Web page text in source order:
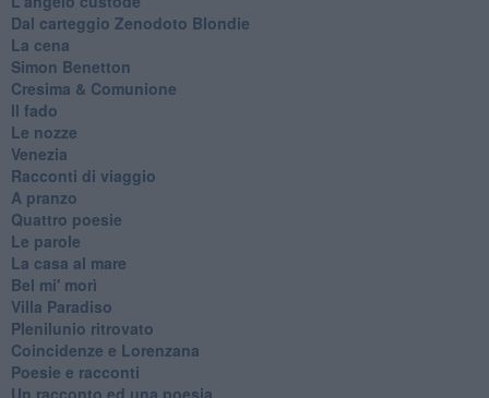
Dal carteggio Zenodoto Blondie
La cena
Simon Benetton
Cresima & Comunione
Il fado
Le nozze
Venezia
Racconti di viaggio
A pranzo
Quattro poesie
Le parole
La casa al mare
Bel mi' morì
Villa Paradiso
Plenilunio ritrovato
Coincidenze e Lorenzana
Poesie e racconti
Un racconto ed una poesia